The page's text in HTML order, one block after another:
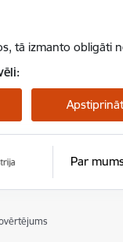
tā izmanto obligāti
Par